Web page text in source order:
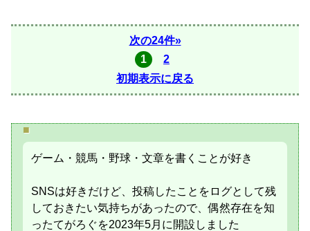
次の24件»
1
2
初期表示に戻る
■
ゲーム・競馬・野球・文章を書くことが好き
SNSは好きだけど、投稿したことをログとして残
しておきたい気持ちがあったので、偶然存在を知
ったてがろぐを2023年5月に開設しました